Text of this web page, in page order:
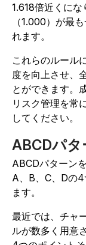
1.618倍近くにな
（1.000）が最
れます。
これらのルール
度を向上させ、
とができます。
リスク管理を常
してください。
ABCDパ
ABCDパターン
A、B、C、Dの
ます。
最近では、チャ
ルが数多く用意